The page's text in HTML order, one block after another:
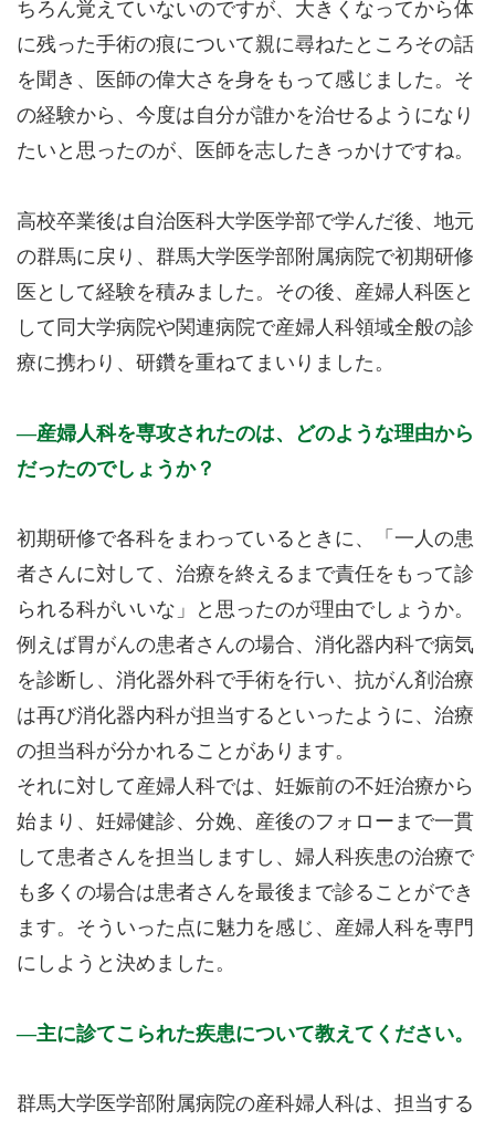
ちろん覚えていないのですが、大きくなってから体
に残った手術の痕について親に尋ねたところその話
を聞き、医師の偉大さを身をもって感じました。そ
の経験から、今度は自分が誰かを治せるようになり
たいと思ったのが、医師を志したきっかけですね。
高校卒業後は自治医科大学医学部で学んだ後、地元
の群馬に戻り、群馬大学医学部附属病院で初期研修
医として経験を積みました。その後、産婦人科医と
して同大学病院や関連病院で産婦人科領域全般の診
療に携わり、研鑽を重ねてまいりました。
産婦人科を専攻されたのは、どのような理由から
だったのでしょうか？
初期研修で各科をまわっているときに、「一人の患
者さんに対して、治療を終えるまで責任をもって診
られる科がいいな」と思ったのが理由でしょうか。
例えば胃がんの患者さんの場合、消化器内科で病気
を診断し、消化器外科で手術を行い、抗がん剤治療
は再び消化器内科が担当するといったように、治療
の担当科が分かれることがあります。
それに対して産婦人科では、妊娠前の不妊治療から
始まり、妊婦健診、分娩、産後のフォローまで一貫
して患者さんを担当しますし、婦人科疾患の治療で
も多くの場合は患者さんを最後まで診ることができ
ます。そういった点に魅力を感じ、産婦人科を専門
にしようと決めました。
主に診てこられた疾患について教えてください。
群馬大学医学部附属病院の産科婦人科は、担当する